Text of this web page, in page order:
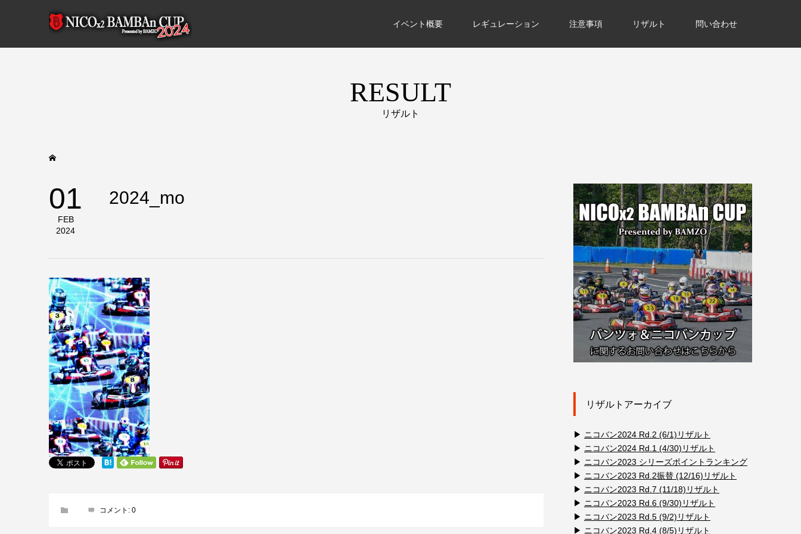
イベント概要 レギュレーション 注意事項 リザルト 問い合わせ
RESULT
リザルト
01
FEB
2024
2024_mo
コメント: 0
リザルトアーカイブ
▶ ニコバン2024 Rd.2 (6/1)リザルト
▶ ニコバン2024 Rd.1 (4/30)リザルト
▶ ニコバン2023 シリーズポイントランキング
▶ ニコバン2023 Rd.2振替 (12/16)リザルト
▶ ニコバン2023 Rd.7 (11/18)リザルト
▶ ニコバン2023 Rd.6 (9/30)リザルト
▶ ニコバン2023 Rd.5 (9/2)リザルト
▶ ニコバン2023 Rd.4 (8/5)リザルト